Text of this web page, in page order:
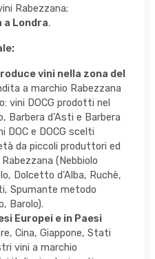
Rabezzana;
a Londra.
vini nella zona del
a marchio Rabezzana
vini DOCG prodotti nel
Barbera d’Asti e Barbera
DOC e DOCG scelti
da piccoli produttori ed
(Nebbiolo
Dolcetto d’Alba, Ruchè,
Spumante metodo
Barolo).
Europei e in Paesi
Cina, Giappone, Stati
vini a marchio